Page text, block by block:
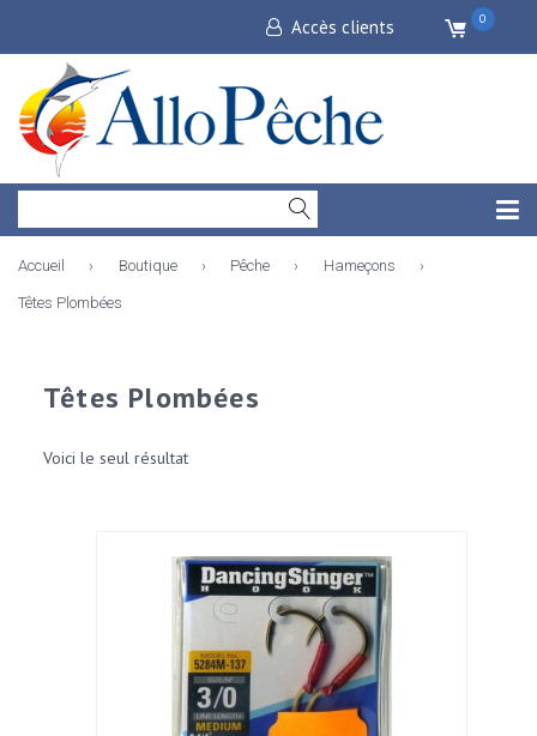
Accès clients 0
Accueil › Boutique › Pêche › Hameçons ›
Têtes Plombées
Têtes Plombées
Voici le seul résultat